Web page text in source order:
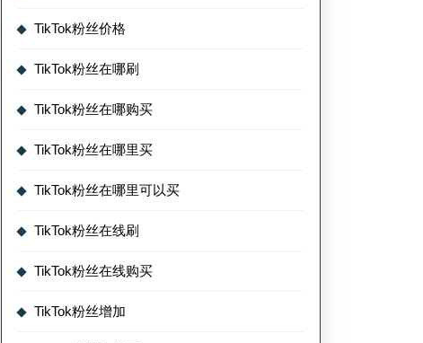
TikTok粉丝价格
TikTok粉丝在哪刷
TikTok粉丝在哪购买
TikTok粉丝在哪里买
TikTok粉丝在哪里可以买
TikTok粉丝在线刷
TikTok粉丝在线购买
TikTok粉丝增加